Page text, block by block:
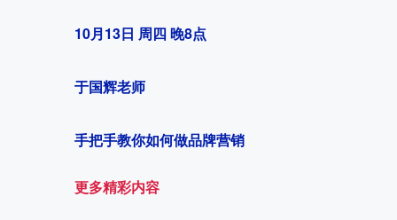
10月13日 周四 晚8点
于国辉老师
手把手教你如何做品牌营销
更多精彩内容